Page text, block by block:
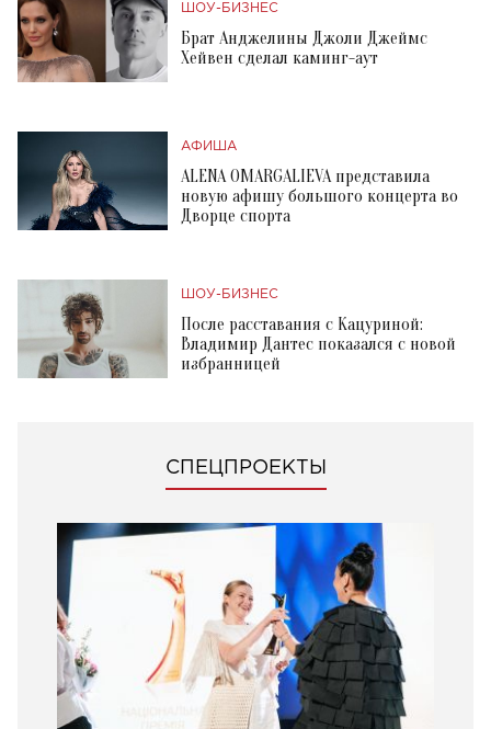
ШОУ-БИЗНЕС
Брат Анджелины Джоли Джеймс
Хейвен сделал каминг-аут
АФИША
ALENA OMARGALIEVA представила
новую афишу большого концерта во
Дворце спорта
ШОУ-БИЗНЕС
После расставания с Кацуриной:
Владимир Дантес показался с новой
избранницей
СПЕЦПРОЕКТЫ